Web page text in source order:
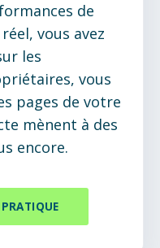
de
vous avez
les
vous
pages de votre
mènent à des
encore.